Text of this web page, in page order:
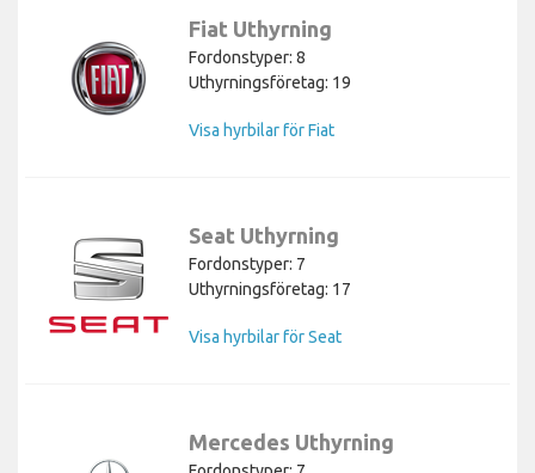
Fiat Uthyrning
Fordonstyper: 8
Uthyrningsföretag: 19
Visa hyrbilar för Fiat
Seat Uthyrning
Fordonstyper: 7
Uthyrningsföretag: 17
Visa hyrbilar för Seat
Mercedes Uthyrning